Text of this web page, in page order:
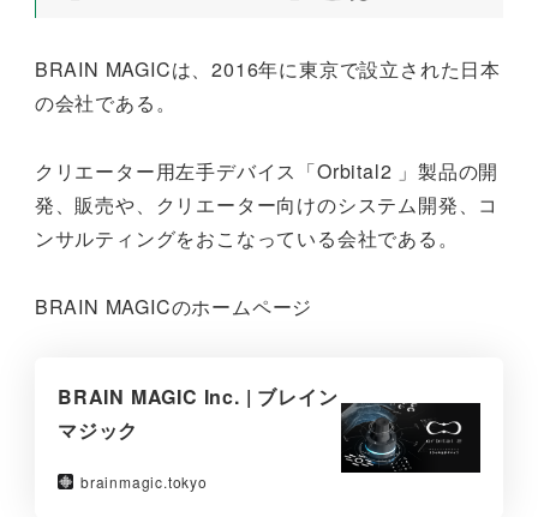
BRAIN MAGICは、2016年に東京で設立された日本
の会社である。
クリエーター用左手デバイス「Orbital2 」製品の開
発、販売や、クリエーター向けのシステム開発、コ
ンサルティングをおこなっている会社である。
BRAIN MAGICのホームページ
BRAIN MAGIC Inc. | ブレイン
マジック
brainmagic.tokyo